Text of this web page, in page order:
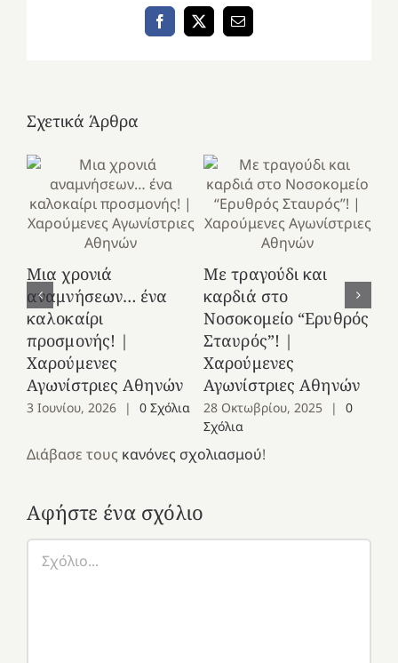
Facebook
X Email
Σχετικά Άρθρα
Μια χρονιά
αναμνήσεων… ένα
καλοκαίρι
προσμονής! |
Χαρούμενες
Αγωνίστριες Αθηνών
3 Ιουνίου, 2026 | 0 Σχόλια
Με τραγούδι και
καρδιά στο
Νοσοκομείο “Ερυθρός
Σταυρός”! |
Χαρούμενες
Αγωνίστριες Αθηνών
28 Οκτωβρίου, 2025 |
0
Σχόλια
Διάβασε τους κανόνες σχολιασμού!
Αφήστε ένα σχόλιο